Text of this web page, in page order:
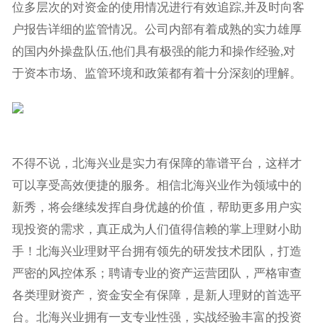
位多层次的对资金的使用情况进行有效追踪,并及时向客
户报告详细的监管情况。公司内部有着成熟的实力雄厚
的国内外操盘队伍,他们具有极强的能力和操作经验,对
于资本市场、监管环境和政策都有着十分深刻的理解。
不得不说，北海兴业是实力有保障的靠谱平台，这样才
可以享受高效便捷的服务。相信北海兴业作为领域中的
新秀，将会继续发挥自身优越的价值，帮助更多用户实
现投资的需求，真正成为人们值得信赖的掌上理财小助
手！北海兴业理财平台拥有领先的研发技术团队，打造
严密的风控体系；聘请专业的资产运营团队，严格审查
各类理财资产，资金安全有保障，是新人理财的首选平
台。北海兴业拥有一支专业性强，实战经验丰富的投资